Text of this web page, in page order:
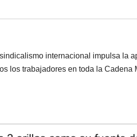
internacional impulsa la
los trabajadores en toda la Cadena